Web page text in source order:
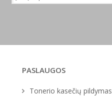
PASLAUGOS
Tonerio kasečių pildymas